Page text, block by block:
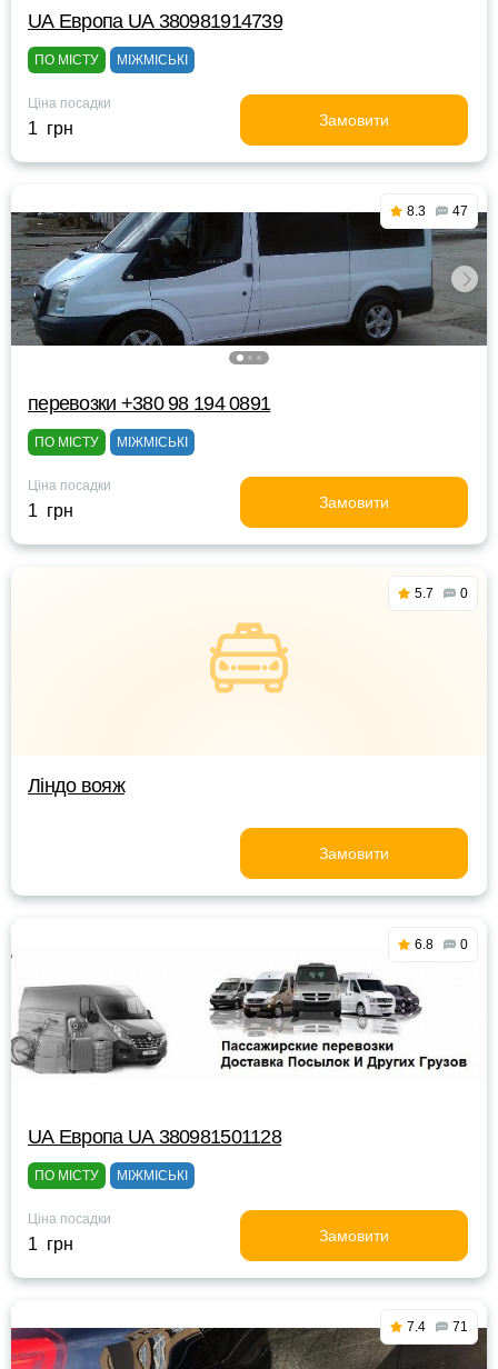
UА Европа UА 380981914739
ПО МІСТУ МІЖМІСЬКІ
Ціна посадки
1 грн Замовити
8.3 47
перевозки +380 98 194 0891
ПО МІСТУ МІЖМІСЬКІ
Ціна посадки
1 грн Замовити
5.7 0
Ліндо вояж
Замовити
6.8 0
UА Европа UА 380981501128
ПО МІСТУ МІЖМІСЬКІ
Ціна посадки
1 грн Замовити
7.4 71